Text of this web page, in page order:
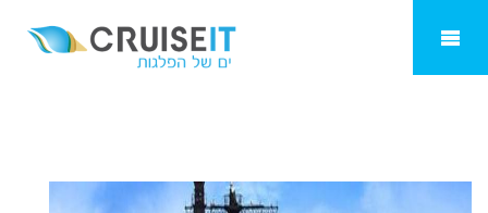
פוסידון קרוזים